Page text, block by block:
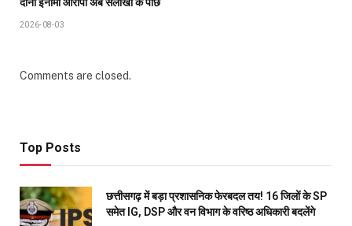
2026-08-03
Comments are closed.
Top Posts
छत्तीसगढ़ में बड़ा प्रशासनिक फेरबदल तय! 16 जिलों के SP
समेत IG, DSP और वन विभाग के वरिष्ठ अधिकारी बदलेंगे